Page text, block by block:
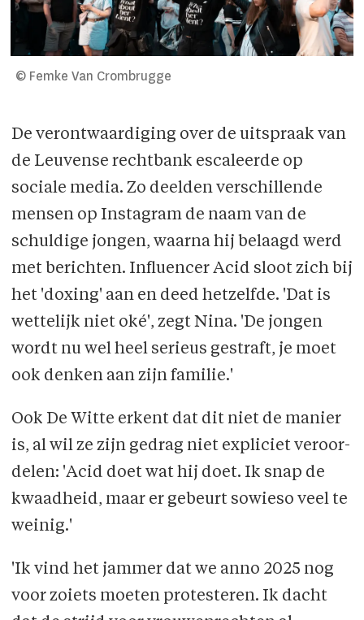
© Femke Van Crombrugge
De verontwaardiging over de uitspraak van
de Leuvense rechtbank escaleerde op
sociale media. Zo deelden verschillende
mensen op Instagram de naam van de
schuldige jongen, waarna hij belaagd werd
met berichten. Influencer Acid sloot zich bij
het 'doxing' aan en deed hetzelfde. 'Dat is
wettelijk niet oké', zegt Nina. 'De jongen
wordt nu wel heel serieus gestraft, je moet
ook denken aan zijn familie.'
Ook De Witte erkent dat dit niet de manier
is, al wil ze zijn gedrag niet expliciet veroor­
delen: 'Acid doet wat hij doet. Ik snap de
kwaadheid, maar er gebeurt sowieso veel te
weinig.'
'Ik vind het jammer dat we anno 2025 nog
voor zoiets moeten protesteren. Ik dacht